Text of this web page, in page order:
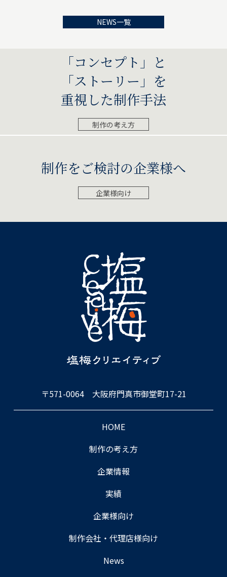
NEWS一覧
「コンセプト」と
「ストーリー」を
重視した制作手法
制作の考え方
制作をご検討の企業様へ
企業様向け
〒571-0064 大阪府門真市御堂町17-21
HOME
制作の考え⽅
企業情報
実績
企業様向け
制作会社・代理店様向け
News